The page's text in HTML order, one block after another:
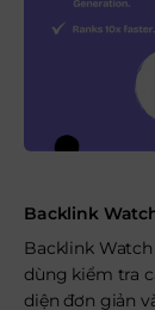
Backlink
Backlink
dùng kiểm tra
diện đơn giản